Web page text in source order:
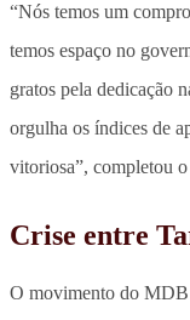
“Nós temos um
temos espaço no
gratos pela dedicação
orgulha os índices de
vitoriosa”, completou
Crise entre
O movimento do MDB